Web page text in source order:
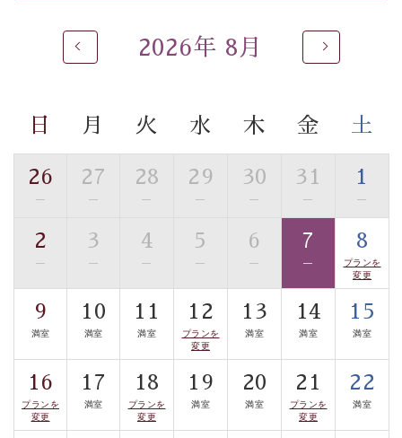
■お座敷風呂（大浴場）
温泉の成分に合わせ、防菌防カビの特殊素材の畳を使
※男性大浴場までのご移動には階段がございます。 予め
ご了承のほどお願いいたします。
■貸切温泉風呂 （40分2000円）
眺望はございませんが、源泉掛け流しの温泉の質を楽し
む貸切温泉風呂です。ゆったりといやされるプライベー
トな空間をお愉しみください。
【旅】
■諏訪大社4社を巡る無料参拝バス
豊富な知識を持ったドライバー兼ガイドが諏訪大社をご
案内します。事前ご予約制ですので、ご利用ご希望の方
は【3日前まで】にお電話ください。
※交通規制などにより運行できない日がございます
2026年 8月
日 月 火 水 木 金 土
26
—
27
—
28
—
29
—
30
—
31
—
1
—
2
—
3
—
4
—
5
—
6
—
7
—
8
プランを
変更
9
満室
10
満室
11
満室
12
プランを
変更
13
満室
14
満室
15
満室
16
プランを
変更
17
満室
18
プランを
変更
19
満室
20
満室
21
プランを
変更
22
満室